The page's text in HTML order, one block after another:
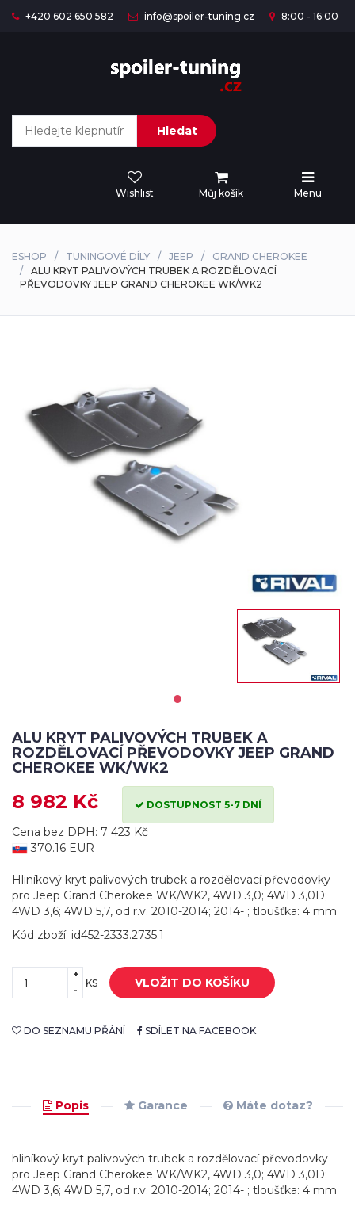
+420 602 650 582 info@spoiler-tuning.cz 8:00 - 16:00
Hledat
Wishlist Můj košík Menu
ESHOP TUNINGOVÉ DÍLY JEEP
GRAND CHEROKEE
ALU KRYT PALIVOVÝCH TRUBEK A ROZDĚLOVACÍ
PŘEVODOVKY JEEP GRAND CHEROKEE WK/WK2
ALU KRYT PALIVOVÝCH TRUBEK A
ROZDĚLOVACÍ PŘEVODOVKY JEEP GRAND
CHEROKEE WK/WK2
8 982 Kč DOSTUPNOST 5-7 DNÍ
Cena bez DPH: 7 423 Kč
370.16 EUR
Hliníkový kryt palivových trubek a rozdělovací převodovky
pro Jeep Grand Cherokee WK/WK2, 4WD 3,0; 4WD 3,0D;
4WD 3,6; 4WD 5,7, od r.v. 2010-2014; 2014- ; tloušťka: 4 mm
Kód zboží: id452-2333.2735.1
+
-
KS VLOŽIT DO KOŠÍKU
DO SEZNAMU PŘÁNÍ SDÍLET NA FACEBOOK
Popis Garance Máte dotaz?
hliníkový kryt palivových trubek a rozdělovací převodovky
pro Jeep Grand Cherokee WK/WK2, 4WD 3,0; 4WD 3,0D;
4WD 3,6; 4WD 5,7, od r.v. 2010-2014; 2014- ; tloušťka: 4 mm